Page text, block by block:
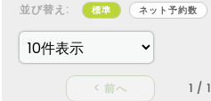
並び替え: 標準 ネット予約数
< 前へ 1 / 1